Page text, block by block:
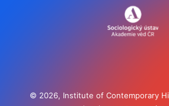
© 2026, Institute of Contemporary